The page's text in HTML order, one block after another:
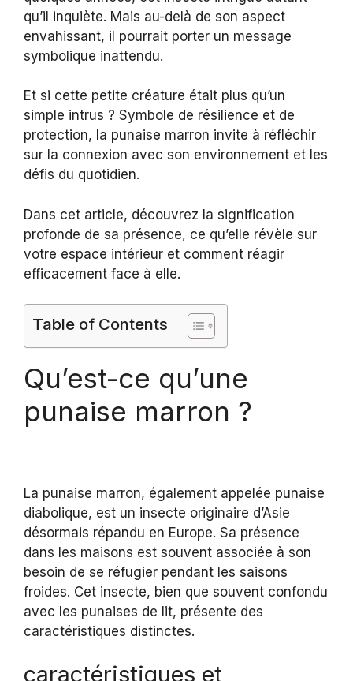
qu’il inquiète. Mais au-delà de son aspect
envahissant, il pourrait porter un message
symbolique inattendu.
Et si cette petite créature était plus qu’un
simple intrus ? Symbole de résilience et de
protection, la punaise marron invite à réfléchir
sur la connexion avec son environnement et les
défis du quotidien.
Dans cet article, découvrez la signification
profonde de sa présence, ce qu’elle révèle sur
votre espace intérieur et comment réagir
efficacement face à elle.
Table of Contents
Qu’est-ce qu’une
punaise marron ?
La punaise marron, également appelée punaise
diabolique, est un insecte originaire d’Asie
désormais répandu en Europe. Sa présence
dans les maisons est souvent associée à son
besoin de se réfugier pendant les saisons
froides. Cet insecte, bien que souvent confondu
avec les punaises de lit, présente des
caractéristiques distinctes.
caractéristiques et